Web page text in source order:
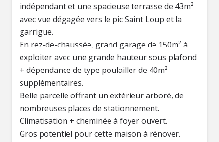
indépendant et une spacieuse terrasse de 43m²
avec vue dégagée vers le pic Saint Loup et la
garrigue.
En rez-de-chaussée, grand garage de 150m² à
exploiter avec une grande hauteur sous plafond
+ dépendance de type poulailler de 40m²
supplémentaires.
Belle parcelle offrant un extérieur arboré, de
nombreuses places de stationnement.
Climatisation + cheminée à foyer ouvert.
Gros potentiel pour cette maison à rénover.